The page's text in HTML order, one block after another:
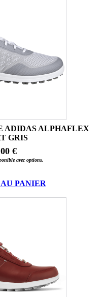
ADIDAS ALPHAFLEX
GRIS
€
avec options.
PANIER